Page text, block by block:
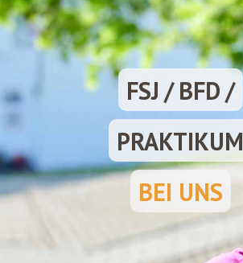
FSJ / BFD /
PRAKTIKUM
BEI UNS